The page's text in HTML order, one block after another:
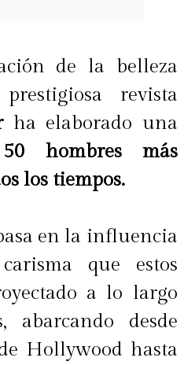
de la belleza
revista
ha elaborado una
50 hombres más
los tiempos.
en la influencia
que estos
a lo largo
abarcando desde
Hollywood hasta